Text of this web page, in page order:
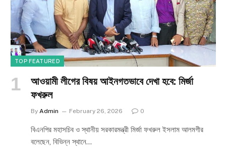
TOP FEATURED
আওয়ামী লীগের বিষয় আইনগতভাবে দেখা হবে: মির্জা
ফখরুল
By Admin February 26, 2026 0
বিএনপির মহাসচিব ও স্থানীয় সরকারমন্ত্রী মির্জা ফখরুল ইসলাম আলমগীর
বলেছেন, বিভিন্ন স্থানে…